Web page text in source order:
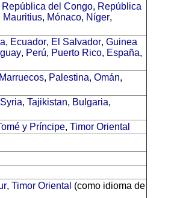
República del Congo, República
Mauritius, Mónaco, Níger,
, Ecuador, El Salvador, Guinea
, Perú, Puerto Rico, España,
Marruecos, Palestina, Omán,
Syria, Tajikistan, Bulgaria,
y Príncipe, Timor Oriental
, Timor Oriental (como idioma de